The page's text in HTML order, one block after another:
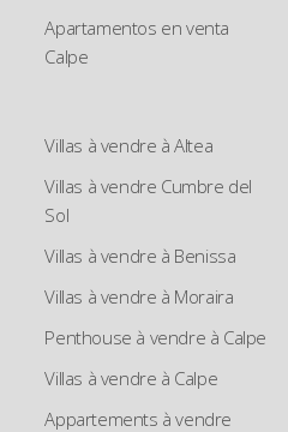
Apartamentos en venta
Calpe
Villas à vendre à Altea
Villas à vendre Cumbre del
Sol
Villas à vendre à Benissa
Villas à vendre à Moraira
Penthouse à vendre à Calpe
Villas à vendre à Calpe
Appartements à vendre